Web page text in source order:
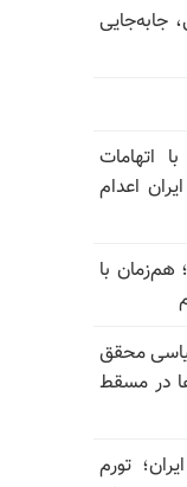
جابه‌جایی
دست‌کم ۵۶ نفر با اتهامات
در ایران اعدام
هم‌زمان با
محقق
در مسقط
تورم